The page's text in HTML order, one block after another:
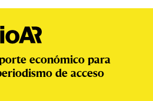
económico para
de acceso